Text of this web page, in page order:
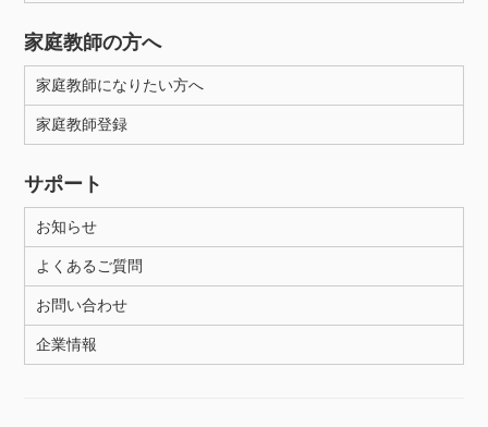
家庭教師の方へ
家庭教師になりたい方へ
家庭教師登録
サポート
お知らせ
よくあるご質問
お問い合わせ
企業情報